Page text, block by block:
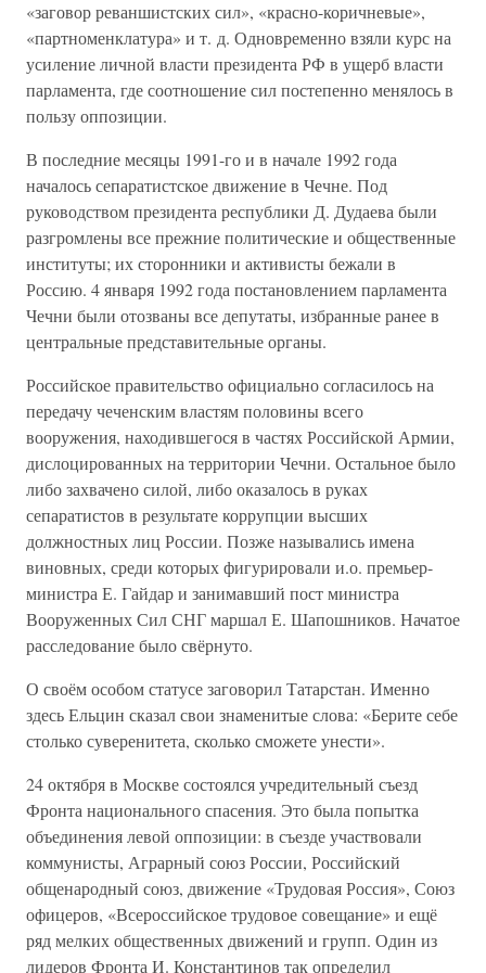
«заговор реваншистских сил», «красно-коричневые»,
«партноменклатура» и т. д. Одновременно взяли курс на
усиление личной власти президента РФ в ущерб власти
парламента, где соотношение сил постепенно менялось в
пользу оппозиции.
В последние месяцы 1991-го и в начале 1992 года
началось сепаратистское движение в Чечне. Под
руководством президента республики Д. Дудаева были
разгромлены все прежние политические и общественные
институты; их сторонники и активисты бежали в
Россию. 4 января 1992 года постановлением парламента
Чечни были отозваны все депутаты, избранные ранее в
центральные представительные органы.
Российское правительство официально согласилось на
передачу чеченским властям половины всего
вооружения, находившегося в частях Российской Армии,
дислоцированных на территории Чечни. Остальное было
либо захвачено силой, либо оказалось в руках
сепаратистов в результате коррупции высших
должностных лиц России. Позже назывались имена
виновных, среди которых фигурировали и.о. премьер-
министра Е. Гайдар и занимавший пост министра
Вооруженных Сил СНГ маршал Е. Шапошников. Начатое
расследование было свёрнуто.
О своём особом статусе заговорил Татарстан. Именно
здесь Ельцин сказал свои знаменитые слова: «Берите себе
столько суверенитета, сколько сможете унести».
24 октября в Москве состоялся учредительный съезд
Фронта национального спасения. Это была попытка
объединения левой оппозиции: в съезде участвовали
коммунисты, Аграрный союз России, Российский
общенародный союз, движение «Трудовая Россия», Союз
офицеров, «Всероссийское трудовое совещание» и ещё
ряд мелких общественных движений и групп. Один из
лидеров Фронта И. Константинов так определил